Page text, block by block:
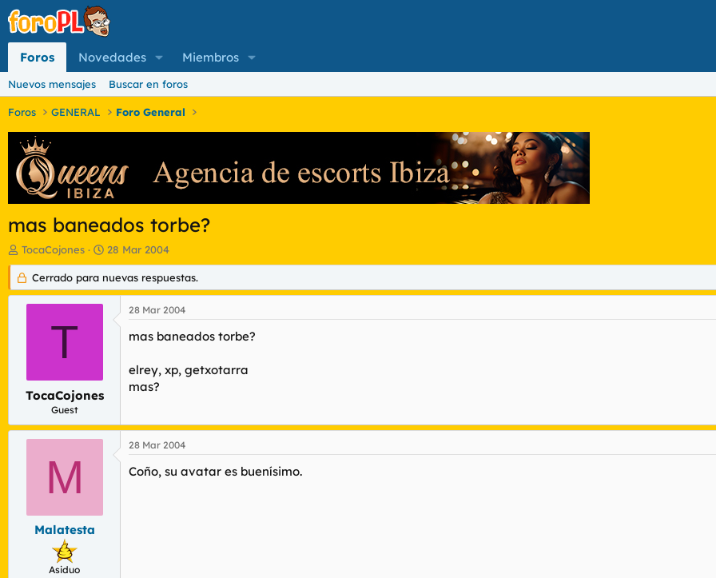
Foros Novedades Miembros
Nuevos mensajes Buscar en foros
Foros GENERAL Foro General
mas baneados torbe?
I
n
i
c
d
e
TocaCojones
F
e
c
h
28 Mar 2004
Cerrado para nuevas respuestas.
T
TocaCojones
Guest
28 Mar 2004
mas baneados torbe?
elrey, xp, getxotarra
mas?
M
Malatesta
Asiduo
28 Mar 2004
Coño, su avatar es buenísimo.